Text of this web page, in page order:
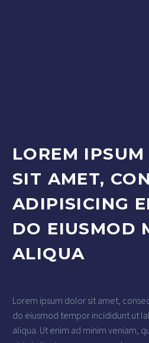
LOREM
SIT AMET,
ADIPISICING
DO EIUSMOD
ALIQUA
Lorem ipsum dolor sit amet,
do eiusmod tempor incididunt ut
aliqua. Ut enim ad minim veniam,